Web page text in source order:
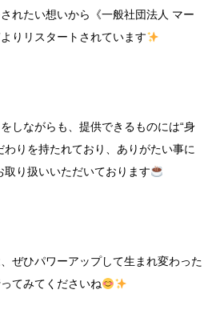
れたい想いから《一般社団法人 マー
りリスタートされています
しながらも、提供できるものには“身
わりを持たれており、ありがたい事に
取り扱いいただいております
ぜひパワーアップして生まれ変わった
てみてくださいね